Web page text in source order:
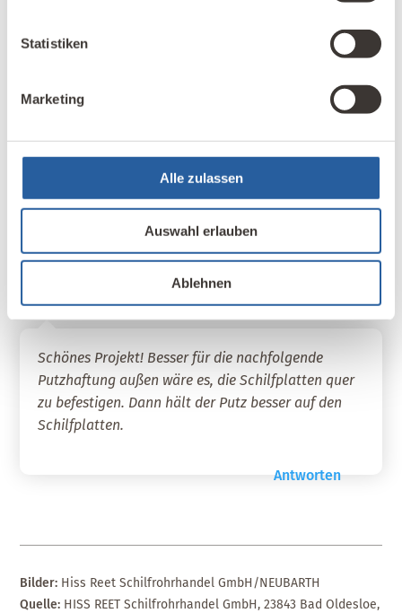
Statistiken
Marketing
Alle zulassen
Auswahl erlauben
Ablehnen
am 3. Juli 2019 um 15:04
Schönes Projekt! Besser für die nachfolgende
Putzhaftung außen wäre es, die Schilfplatten quer
zu befestigen. Dann hält der Putz besser auf den
Schilfplatten.
Antworten
E-Mail-Adresse
Browser für meinen nächsten Kommentar
Kommentar abschicken
Bilder: Hiss Reet Schilfrohrhandel GmbH/NEUBARTH
Quelle: HISS REET Schilfrohrhandel GmbH, 23843 Bad Oldesloe,